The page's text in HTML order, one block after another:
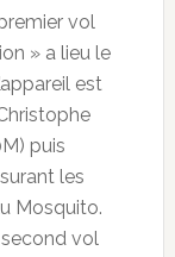
vol
» a lieu le
est
puis
les
Mosquito.
second vol